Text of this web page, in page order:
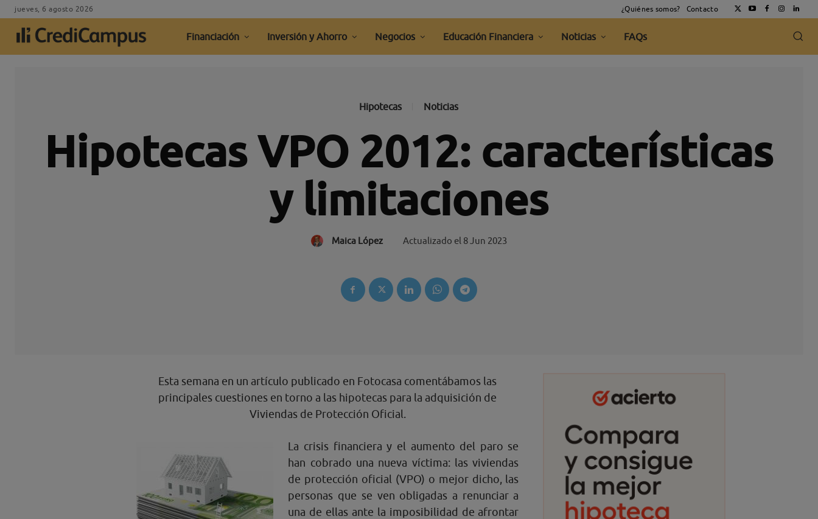
jueves, 6 agosto 2026 ¿Quiénes somos? Contacto
Financiación Inversión y Ahorro Negocios Educación Financiera Noticias FAQs
Hipotecas Noticias
Hipotecas VPO 2012: características
y limitaciones
Maica López Actualizado el 8 Jun 2023
Esta semana en un artículo publicado en Fotocasa comentábamos las
principales cuestiones en torno a las hipotecas para la adquisición de
Viviendas de Protección Oficial.
La crisis financiera y el aumento del paro se
han cobrado una nueva víctima: las viviendas
de protección oficial (VPO) o mejor dicho, las
personas que se ven obligadas a renunciar a
una de ellas ante la imposibilidad de afrontar